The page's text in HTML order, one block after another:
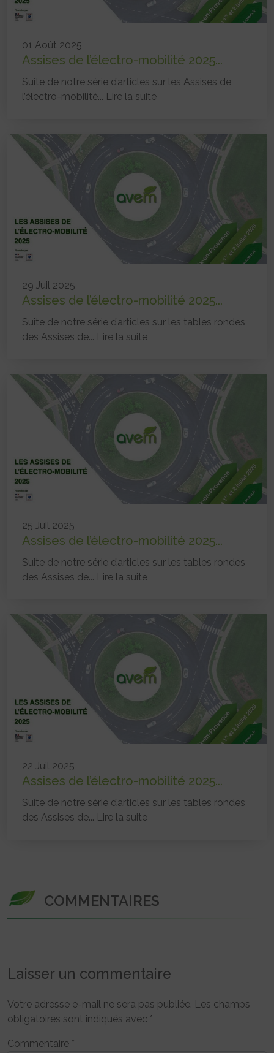
01 Août 2025
Assises de l’électro-mobilité 2025...
Suite de notre série d’articles sur les Assises de
l’électro-mobilité... Lire la suite
29 Juil 2025
Assises de l’électro-mobilité 2025...
Suite de notre série d’articles sur les tables rondes
des Assises de... Lire la suite
25 Juil 2025
Assises de l’électro-mobilité 2025...
Suite de notre série d’articles sur les tables rondes
des Assises de... Lire la suite
22 Juil 2025
Assises de l’électro-mobilité 2025...
Suite de notre série d’articles sur les tables rondes
des Assises de... Lire la suite
COMMENTAIRES
Laisser un commentaire
Votre adresse e-mail ne sera pas publiée. Les champs
obligatoires sont indiqués avec *
Commentaire *